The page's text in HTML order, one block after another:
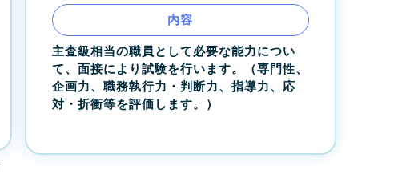
内容
主査級相当の職員として必要な能力につい
て、面接により試験を行います。（専門性、
企画力、職務執行力・判断力、指導力、応
対・折衝等を評価します。）